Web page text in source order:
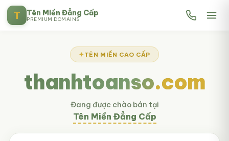
T Tên Miền Đẳng Cấp
PREMIUM DOMAINS
TÊN MIỀN CAO CẤP
thanhtoanso.com
Đang được chào bán tại
Tên Miền Đẳng Cấp